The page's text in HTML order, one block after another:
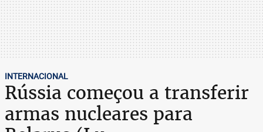
INTERNACIONAL
Rússia começou a transferir
armas nucleares para